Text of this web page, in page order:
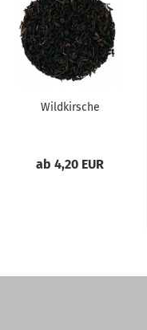
Wildkirsche
ab 4,20 EUR